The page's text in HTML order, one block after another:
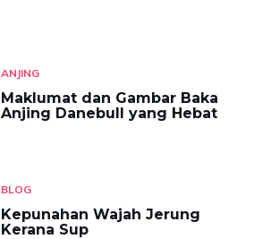
ANJING
Maklumat dan Gambar Baka
Anjing Danebull yang Hebat
BLOG
Kepunahan Wajah Jerung
Kerana Sup